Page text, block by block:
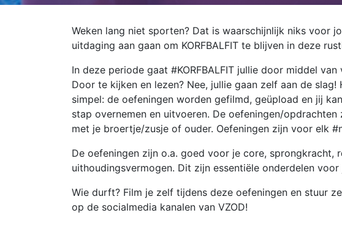
Weken lang niet sporten? Dat is waarschijnlijk niks voor
uitdaging aan gaan om KORFBALFIT te blijven in deze
In deze periode gaat #KORFBALFIT jullie door middel
Door te kijken en lezen? Nee, jullie gaan zelf aan de
simpel: de oefeningen worden gefilmd, geüpload en jij
stap overnemen en uitvoeren. De oefeningen/
met je broertje/zusje of ouder. Oefeningen zijn voor elk
De oefeningen zijn o.a. goed voor je core, sprongkracht,
uithoudingsvermogen. Dit zijn essentiële onderdelen
Wie durft? Film je zelf tijdens deze oefeningen en stuur
op de socialmedia kanalen van VZOD!